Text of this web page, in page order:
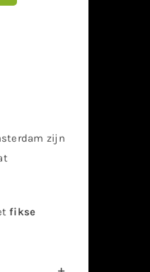
zijn
fikse